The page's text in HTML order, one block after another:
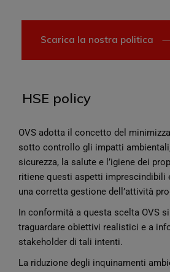
Scarica la nostra politica
HSE policy
OVS adotta il concetto del
sotto controllo gli impatti
sicurezza, la salute e l’igiene dei
ritiene questi aspetti imprescindibili
una corretta gestione dell’attività
In conformità a questa scelta OVS
traguardare obiettivi realistici e a
stakeholder di tali intenti.
La riduzione degli inquinamenti